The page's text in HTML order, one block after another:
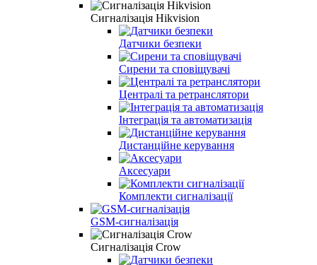
Сигналізація Hikvision
Датчики безпеки
Сирени та сповіщувачі
Централі та ретранслятори
Інтеграція та автоматизація
Дистанційне керування
Аксесуари
Комплекти сигналізації
GSM-сигналізація
Сигналізація Crow